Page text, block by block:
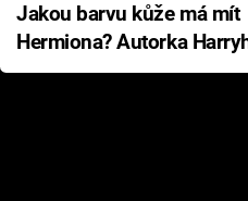
Jakou barvu kůže má mít
Hermiona? Autorka
Pottera přišla s ráznou